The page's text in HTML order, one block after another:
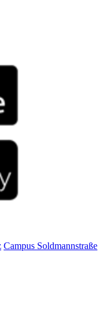
Campus Soldmannstraße